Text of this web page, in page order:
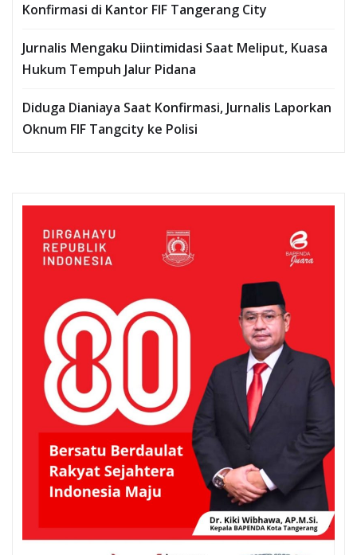
Konfirmasi di Kantor FIF Tangerang City
Jurnalis Mengaku Diintimidasi Saat Meliput, Kuasa
Hukum Tempuh Jalur Pidana
Diduga Dianiaya Saat Konfirmasi, Jurnalis Laporkan
Oknum FIF Tangcity ke Polisi